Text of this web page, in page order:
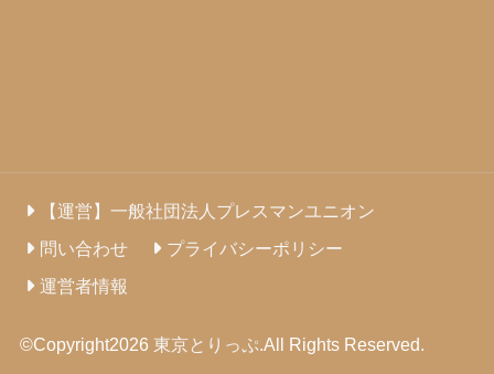
【運営】一般社団法人プレスマンユニオン
問い合わせ
プライバシーポリシー
運営者情報
©Copyright2026 東京とりっぷ.All Rights Reserved.